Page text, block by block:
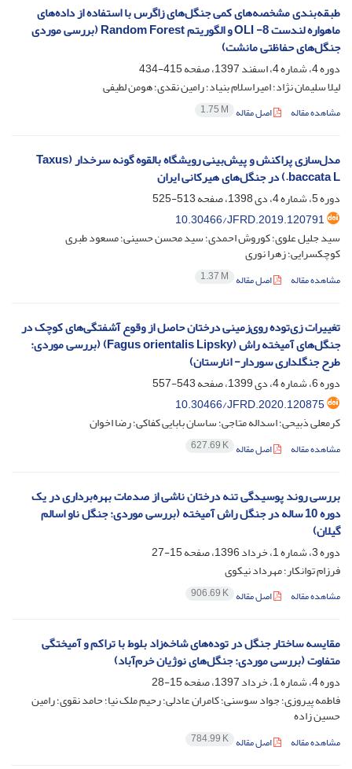
طبقه‌بندی مشخصه‌های کمی جنگل‌های زاگرس با استفاده از داده‌های
ماهواره لندست 8- OLI و الگوریتم Random Forest (بررسی موردی
جنگل‌های حفاظتی مانشت)
دوره 4، شماره 4، اسفند 1397، صفحه
415-434
لیلا سلیمان نژاد؛ امیراسلام بنیاد؛ رامین نقدی؛ هومن لطیفی
مشاهده مقاله اصل مقاله 1.75 M
مدل‌سازی پراکنش و پیش‌بینی رویشگاه بالقوه گونه سرخدار (Taxus
baccata L.) در جنگل‌های هیرکانی ایران‌
دوره 5، شماره 4، دی 1398، صفحه
513-525
10.30466/JFRD.2019.120791
سید جلیل علوی؛ کوروش احمدی؛ سید محسن حسینی؛ مسعود طبری
کوچکسرایی؛ زهرا نوری
مشاهده مقاله اصل مقاله 1.37 M
تغییرات زی‌توده روی‌زمینی درختان حاصل از وقوع آشفتگی‌های کوچک در
جنگل‌های آمیخته راش (Fagus orientalis Lipsky) (بررسی موردی:
طرح جنگلداری سوردار- انارستان)
دوره 6، شماره 4، دی 1399، صفحه
543-557
10.30466/JFRD.2020.120875
کرمعلی ذبیحی؛ اسداله متاجی؛ ساسان بابایی کفاکی؛ رضا اخوان
مشاهده مقاله اصل مقاله 627.69 K
بررسی روند پوسیدگی تنه درختان ناشی از صدمات بهره‌برداری در یک
دوره 10 ساله در جنگل راش آمیخته (بررسی موردی: جنگل ناو اسالم
گیلان)
دوره 3، شماره 1، خرداد 1396، صفحه
15-27
فرزام توانکار؛ مهرداد نیکوی
مشاهده مقاله اصل مقاله 906.69 K
مقایسه ساختار جنگل‌ در توده‌های شاخه‌زاد بلوط با تراکم و آمیختگی
متفاوت (بررسی موردی: جنگل‌های نوژیان خرم‌آباد)
دوره 4، شماره 1، خرداد 1397، صفحه
15-28
فاطمه پیروزی؛ جواد سوسنی؛ کامران عادلی؛ رحیم ملک نیا؛ حامد نقوی؛ رامین
حسین زاده
مشاهده مقاله اصل مقاله 784.99 K